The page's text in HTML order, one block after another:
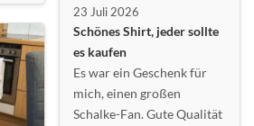
23 Juli 2026
Schönes Shirt, jeder sollte
es kaufen
Es war ein Geschenk für
mich, einen großen
Schalke-Fan. Gute Qualität